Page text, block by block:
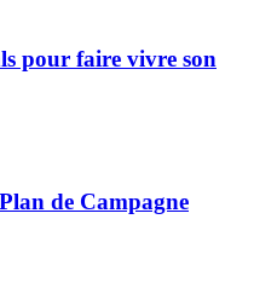
pour faire vivre son
de Campagne